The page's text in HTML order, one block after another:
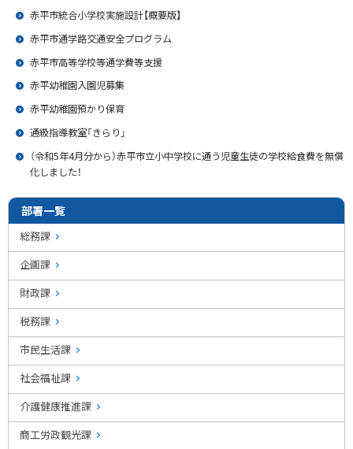
赤平市統合小学校実施設計【概要版】
赤平市通学路交通安全プログラム
赤平市高等学校等通学費等支援
赤平幼稚園入園児募集
赤平幼稚園預かり保育
通級指導教室「きらり」
（令和5年4月分から）赤平市立小中学校に通う児童生徒の学校給食費を無償
化しました！
部署一覧
総務課
企画課
財政課
税務課
市民生活課
社会福祉課
介護健康推進課
商工労政観光課